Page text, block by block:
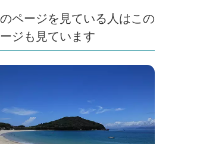
ページを見ている人はこの
ジも見ています